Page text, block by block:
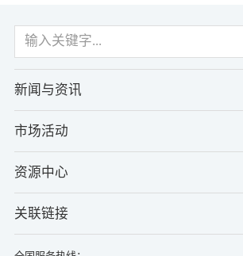
新闻与资讯
市场活动
资源中心
关联链接